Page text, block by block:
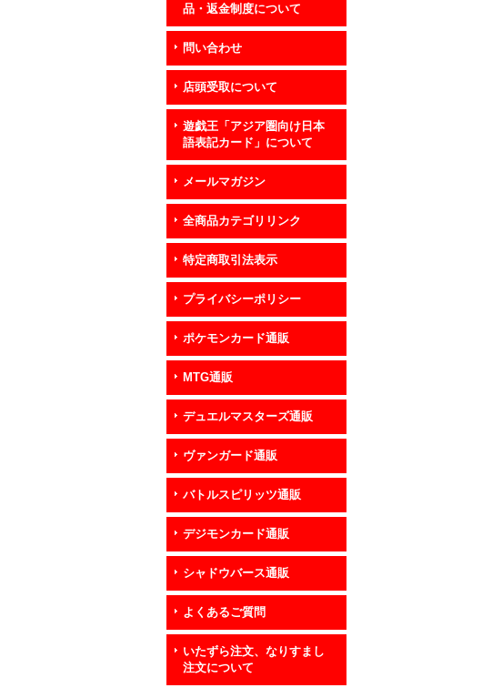
品・返金制度について
問い合わせ
店頭受取について
遊戯王「アジア圏向け日本
語表記カード」について
メールマガジン
全商品カテゴリリンク
特定商取引法表示
プライバシーポリシー
ポケモンカード通販
MTG通販
デュエルマスターズ通販
ヴァンガード通販
バトルスピリッツ通販
デジモンカード通販
シャドウバース通販
よくあるご質問
いたずら注文、なりすまし
注文について